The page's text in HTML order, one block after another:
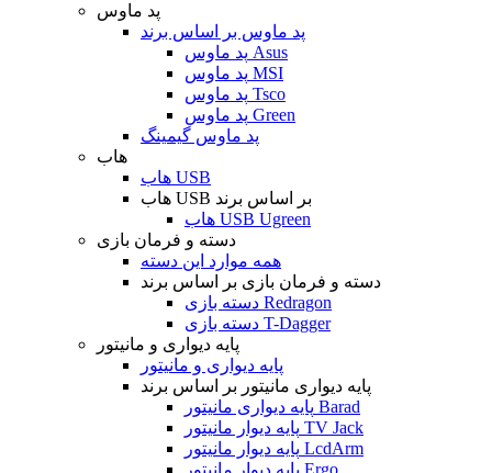
پد ماوس
پد ماوس بر اساس برند
پد ماوس Asus
پد ماوس MSI
پد ماوس Tsco
پد ماوس Green
پد ماوس گیمینگ
هاب
هاب USB
هاب USB بر اساس برند
هاب USB Ugreen
دسته و فرمان بازی
همه موارد این دسته
دسته و فرمان بازی بر اساس برند
دسته بازی Redragon
دسته بازی T-Dagger
پایه دیواری و مانیتور
پایه دیواری و مانیتور
پایه دیواری مانیتور بر اساس برند
پایه دیواری مانیتور Barad
پایه دیوار مانیتور TV Jack
پایه دیوار مانیتور LcdArm
پایه دیوار مانیتور Ergo